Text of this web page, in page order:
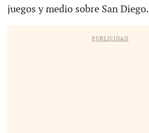
juegos y medio sobre San Diego.
PUBLICIDAD